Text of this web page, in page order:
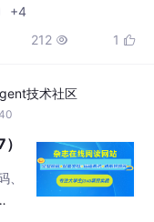
Ecli
+4
212  1 
技术社区
、